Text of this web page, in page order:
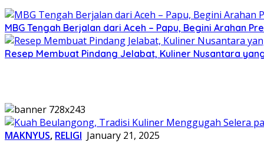
MBG Tengah Berjalan dari Aceh – Papu, Begini Arahan
Resep Membuat Pindang Jelabat, Kuliner Nusantara
MAKNYUS, RELIGI January 21, 2025